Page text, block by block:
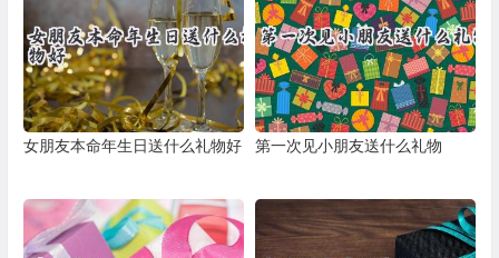
女朋友本命年生日送什么礼物好 第一次见小朋友送什么礼物